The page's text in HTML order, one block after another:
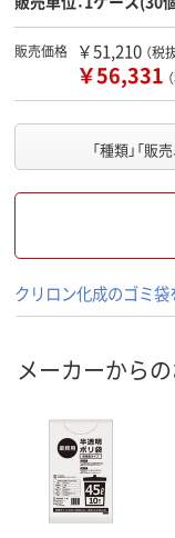
販売価格 ￥51,210 （税
￥56,331
「種類」「販
クリロン化成のゴミ袋
メーカーから